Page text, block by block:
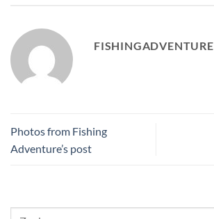
FISHINGADVENTURE
Photos from Fishing
Adventure’s post